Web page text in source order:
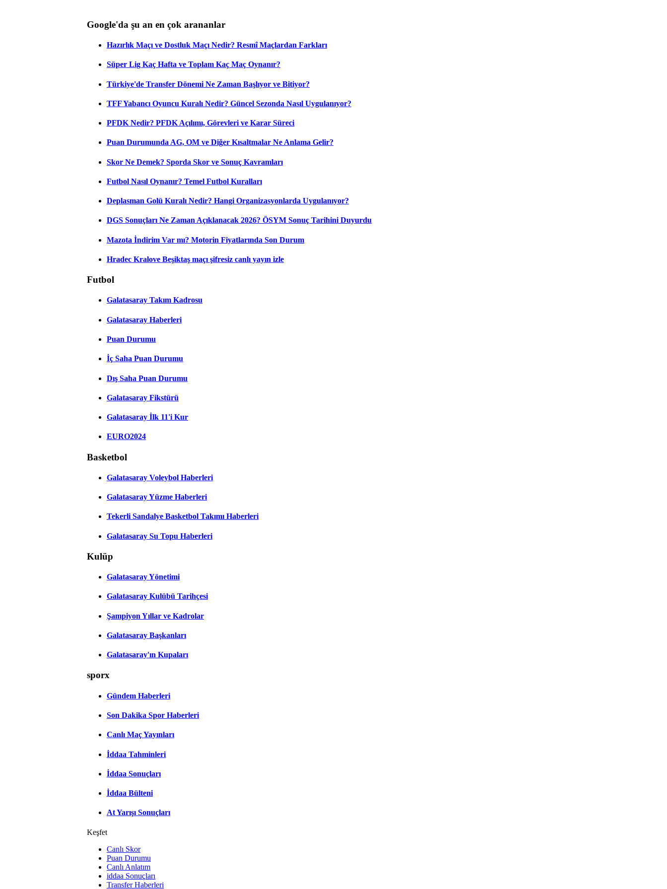
Google'da şu an en çok arananlar
Hazırlık Maçı ve Dostluk Maçı Nedir? Resmî Maçlardan Farkları
Süper Lig Kaç Hafta ve Toplam Kaç Maç Oynanır?
Türkiye'de Transfer Dönemi Ne Zaman Başlıyor ve Bitiyor?
TFF Yabancı Oyuncu Kuralı Nedir? Güncel Sezonda Nasıl Uygulanıyor?
PFDK Nedir? PFDK Açılımı, Görevleri ve Karar Süreci
Puan Durumunda AG, OM ve Diğer Kısaltmalar Ne Anlama Gelir?
Skor Ne Demek? Sporda Skor ve Sonuç Kavramları
Futbol Nasıl Oynanır? Temel Futbol Kuralları
Deplasman Golü Kuralı Nedir? Hangi Organizasyonlarda Uygulanıyor?
DGS Sonuçları Ne Zaman Açıklanacak 2026? ÖSYM Sonuç Tarihini Duyurdu
Mazota İndirim Var mı? Motorin Fiyatlarında Son Durum
Hradec Kralove Beşiktaş maçı şifresiz canlı yayın izle
Futbol
Galatasaray Takım Kadrosu
Galatasaray Haberleri
Puan Durumu
İç Saha Puan Durumu
Dış Saha Puan Durumu
Galatasaray Fikstürü
Galatasaray İlk 11'i Kur
EURO2024
Basketbol
Galatasaray Voleybol Haberleri
Galatasaray Yüzme Haberleri
Tekerli Sandalye Basketbol Takımı Haberleri
Galatasaray Su Topu Haberleri
Kulüp
Galatasaray Yönetimi
Galatasaray Kulübü Tarihçesi
Şampiyon Yıllar ve Kadrolar
Galatasaray Başkanları
Galatasaray'ın Kupaları
sporx
Gündem Haberleri
Son Dakika Spor Haberleri
Canlı Maç Yayınları
İddaa Tahminleri
İddaa Sonuçları
İddaa Bülteni
At Yarışı Sonuçları
Keşfet
Canlı Skor
Puan Durumu
Canlı Anlatım
iddaa Sonuçları
Transfer Haberleri